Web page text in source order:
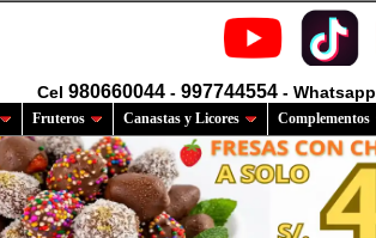
Cel 980660044 - 997744554 - Whatsapp
Fruteros Canastas y Licores Complementos